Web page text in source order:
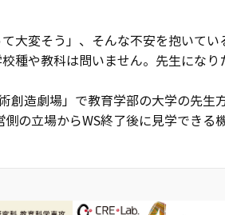
大変そう」、そんな不安を抱いて
種や教科は問いません。先生にな
造劇場」で教育学部の大学の先生
側の立場からWS終了後に見学できる